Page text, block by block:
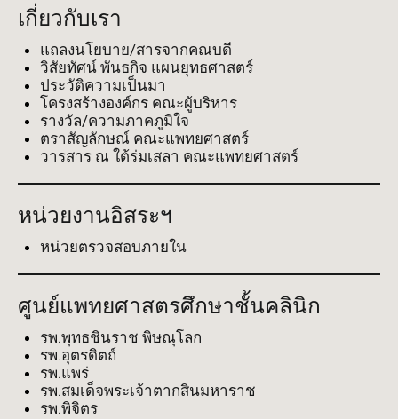
เกี่ยวกับเรา
แถลงนโยบาย/สารจากคณบดี
วิสัยทัศน์ พันธกิจ แผนยุทธศาสตร์
ประวัติความเป็นมา
โครงสร้างองค์กร คณะผู้บริหาร
รางวัล/ความภาคภูมิใจ
ตราสัญลักษณ์ คณะแพทยศาสตร์
วารสาร ณ ใต้ร่มเสลา คณะแพทยศาสตร์
หน่วยงานอิสระฯ
หน่วยตรวจสอบภายใน
ศูนย์แพทยศาสตรศึกษาชั้นคลินิก
รพ.พุทธชินราช พิษณุโลก
รพ.อุตรดิตถ์
รพ.แพร่
รพ.สมเด็จพระเจ้าตากสินมหาราช
รพ.พิจิตร